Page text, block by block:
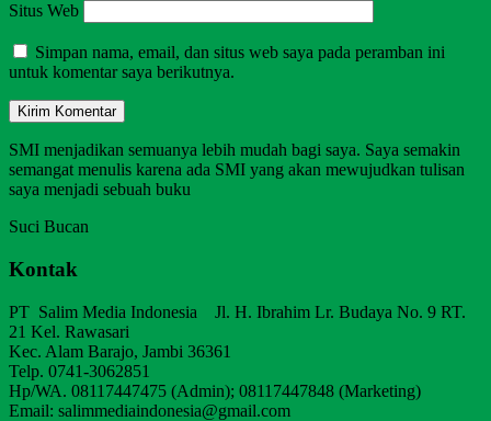
Situs Web
Simpan nama, email, dan situs web saya pada peramban ini
untuk komentar saya berikutnya.
SMI menjadikan semuanya lebih mudah bagi saya. Saya semakin
semangat menulis karena ada SMI yang akan mewujudkan tulisan
saya menjadi sebuah buku
Suci Bucan
Kontak
PT Salim Media Indonesia Jl. H. Ibrahim Lr. Budaya No. 9 RT.
21 Kel. Rawasari
Kec. Alam Barajo, Jambi 36361
Telp. 0741-3062851
Hp/WA. 08117447475 (Admin); 08117447848 (Marketing)
Email: salimmediaindonesia@gmail.com